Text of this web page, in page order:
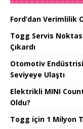
Ford’dan Verimlilik
Togg Servis
Çıkardı
Otomotiv
Seviyeye Ulaştı
Elektrikli MINI
Oldu?
Togg için 1 Milyon